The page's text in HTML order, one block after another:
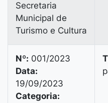
Secretaria
Municipal de
Turismo e Cultura
Nº: 001/2023
Data:
19/09/2023
Categoria: